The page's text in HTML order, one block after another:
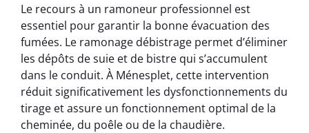
Le recours à un ramoneur professionnel est
essentiel pour garantir la bonne évacuation des
fumées. Le ramonage débistrage permet d’éliminer
les dépôts de suie et de bistre qui s’accumulent
dans le conduit. À Ménesplet, cette intervention
réduit significativement les dysfonctionnements du
tirage et assure un fonctionnement optimal de la
cheminée, du poêle ou de la chaudière.